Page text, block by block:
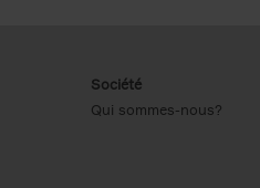
Société
Qui sommes-nous?